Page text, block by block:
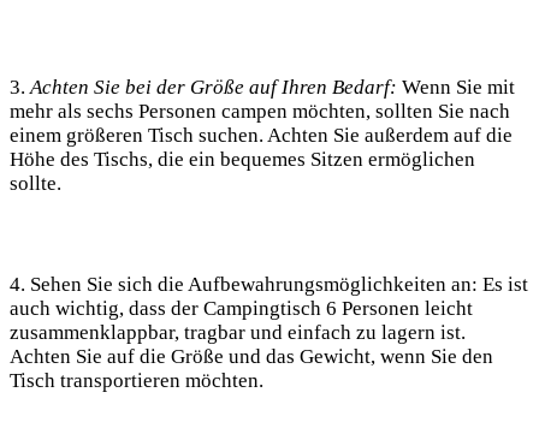
3.Achten Sie bei der Größe auf Ihren Bedarf: Wenn Sie mit
mehr als sechs Personen campen möchten, sollten Sie nach
einem größeren Tisch suchen. Achten Sie außerdem auf die
Höhe des Tischs, die ein bequemes Sitzen ermöglichen
sollte.
4. Sehen Sie sich die Aufbewahrungsmöglichkeiten an: Es ist
auch wichtig, dass der Campingtisch 6 Personen leicht
zusammenklappbar, tragbar und einfach zu lagern ist.
Achten Sie auf die Größe und das Gewicht, wenn Sie den
Tisch transportieren möchten.